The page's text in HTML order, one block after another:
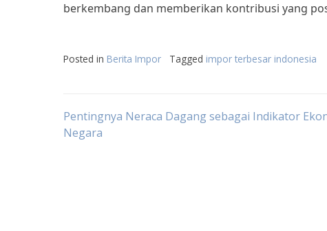
berkembang dan memberikan kontribusi yang
Posted in Berita Impor Tagged impor terbesar indonesia
Post
Pentingnya Neraca Dagang sebagai Indikator
Negara